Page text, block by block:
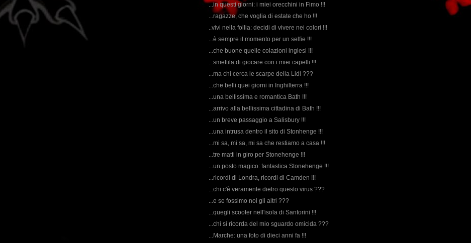
...in questi giorni: i miei orecchini in Fimo !!!
...ragazze, che voglia di estate che ho !!!
..vivi nella follia: decidi di vivere nei colori !!!
...è sempre il momento per un selfie !!!
...che buone quelle colazioni inglesi !!!
...smettila di giocare con i miei capelli !!!
...ma chi cerca le scarpe della Lidl ???
...che belli quei giorni in Inghilterra !!!
...una bellissima e romantica Bath !!!
...arrivo alla bellissima cittadina di Bath !!!
...un breve passaggio a Salisbury !!!
...una intrusa dentro il sito di Stonhenge !!!
...mi sa, mi sa, mi sa che restiamo a casa !!!
...tre matti in giro per Stonehenge !!!
...un posto magico: fantastica Stonehenge !!!
...ricordi di Londra, ricordi di Camden !!!
...chi c'è veramente dietro questo virus ???
...e se fossimo noi gli altri ???
...quegli scooter nell'isola di Santorini !!!
...chi si ricorda del mio sguardo omicida ???
...Marche: una foto di dieci anni fa !!!